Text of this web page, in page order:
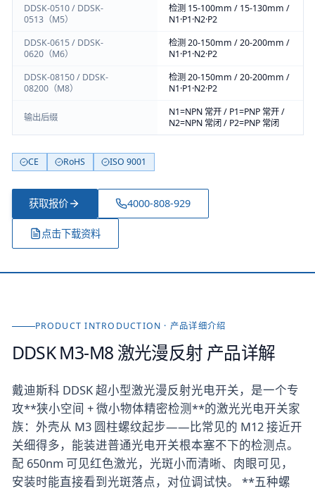
DDSK-0510 / DDSK-
0513（M5）
检测 15-100mm / 15-130mm /
N1·P1·N2·P2
DDSK-0615 / DDSK-
0620（M6）
检测 20-150mm / 20-200mm /
N1·P1·N2·P2
DDSK-08150 / DDSK-
08200（M8）
检测 20-150mm / 20-200mm /
N1·P1·N2·P2
输出后缀
N1=NPN 常开 / P1=PNP 常开 /
N2=NPN 常闭 / P2=PNP 常闭
CE RoHS ISO 9001
获取报价 4000-808-929
点击下载资料
PRODUCT INTRODUCTION · 产品详细介绍
DDSK M3-M8 激光漫反射 产品详解
戴迪斯科 DDSK 超小型激光漫反射光电开关，是一个专
攻**狭小空间 + 微小物体精密检测**的激光光电开关家
族：外壳从 M3 圆柱螺纹起步——比常见的 M12 接近开
关细得多，能装进普通光电开关根本塞不下的检测点。
配 650nm 可见红色激光，光斑小而清晰、肉眼可见，
安装时能直接看到光斑落点，对位调试快。 **五种螺